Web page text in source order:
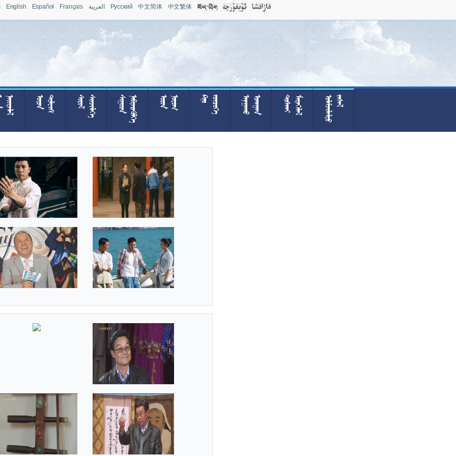
English Español Français العربية Pусский 中文简体 中文繁体
 







  











  














  






  







  










 












  













 